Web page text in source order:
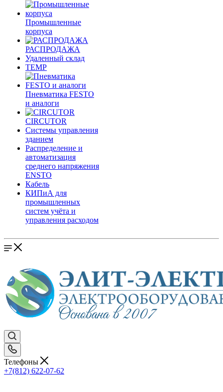
Промышленные
корпуса
РАСПРОДАЖА
Удаленный склад
TEMP
Пневматика FESTO
и аналоги
CIRCUTOR
Системы управления
зданием
Распределение и
автоматизация
среднего напряжения
ENSTO
Кабель
КИПиА для
промышленных
систем учёта и
управления расходом
Телефоны
+7(812) 622-07-62